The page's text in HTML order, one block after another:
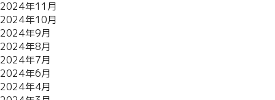
2024年11月
2024年10月
2024年9月
2024年8月
2024年7月
2024年6月
2024年4月